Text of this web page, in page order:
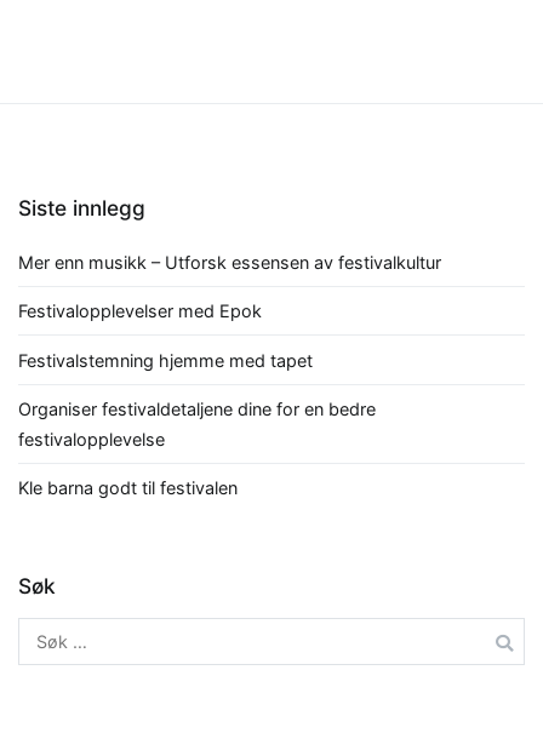
Siste innlegg
Mer enn musikk – Utforsk essensen av festivalkultur
Festivalopplevelser med Epok
Festivalstemning hjemme med tapet
Organiser festivaldetaljene dine for en bedre
festivalopplevelse
Kle barna godt til festivalen
Søk
Leit
etter: